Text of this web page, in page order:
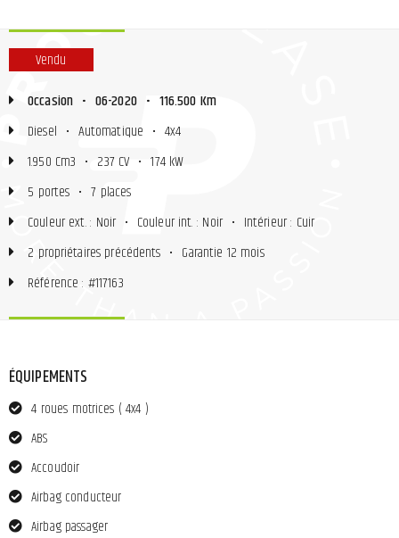
Vendu
Occasion • 06-2020 • 116.500 Km
Diesel • Automatique • 4x4
1.950 Cm3 • 237 CV • 174 kW
5 portes • 7 places
Couleur ext. : Noir • Couleur int. : Noir • Intérieur : Cuir
2 propriétaires précédents • Garantie 12 mois
Référence : #117163
ÉQUIPEMENTS
4 roues motrices ( 4x4 )
ABS
Accoudoir
Airbag conducteur
Airbag passager